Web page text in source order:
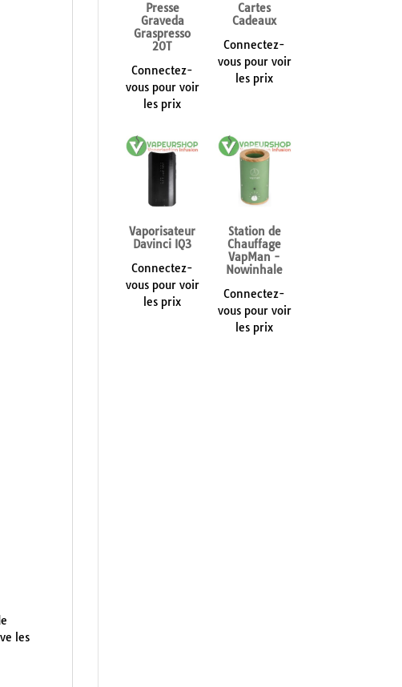
les
Presse
Graveda
Graspresso
20T
Connectez-
vous pour voir
les prix
Cartes
Cadeaux
Connectez-
vous pour voir
les prix
Vaporisateur
Davinci IQ3
Connectez-
vous pour voir
les prix
Station de
Chauffage
VapMan -
Nowinhale
Connectez-
vous pour voir
les prix